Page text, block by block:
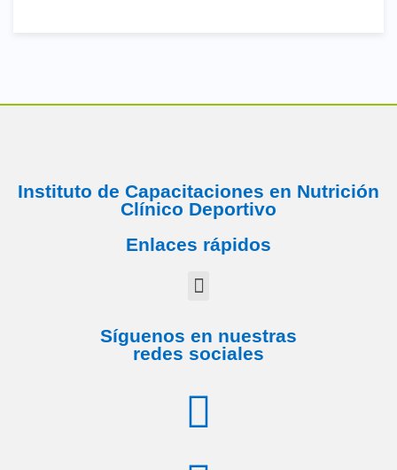
Instituto de Capacitaciones en Nutrición
Clínico Deportivo
Enlaces rápidos
Síguenos en nuestras
redes sociales